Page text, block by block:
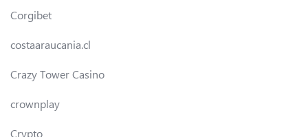
Corgibet
costaaraucania.cl
Crazy Tower Сasino
crownplay
Crypto